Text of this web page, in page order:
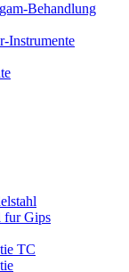
Behandlung
Instrumente
fur Gips
TC